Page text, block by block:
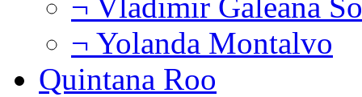
¬ Yolanda Montalvo
Quintana Roo